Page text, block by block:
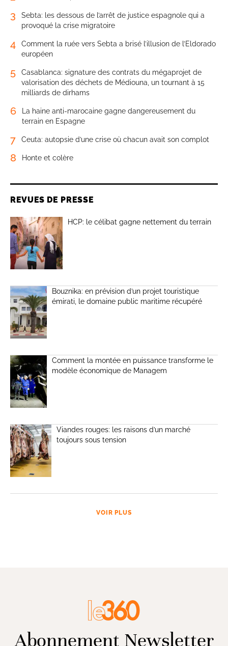
3
Sebta: les dessous de l’arrêt de justice espagnole qui a
provoqué la crise migratoire
4
Comment la ruée vers Sebta a brisé l’illusion de l’Eldorado
européen
5
Casablanca: signature des contrats du mégaprojet de
valorisation des déchets de Médiouna, un tournant à 15
milliards de dirhams
6
La haine anti-marocaine gagne dangereusement du
terrain en Espagne
7 Ceuta: autopsie d’une crise où chacun avait son complot
8 Honte et colère
REVUES DE PRESSE
HCP: le célibat gagne nettement du terrain
Bouznika: en prévision d’un projet touristique
émirati, le domaine public maritime récupéré
Comment la montée en puissance transforme le
modèle économique de Managem
Viandes rouges: les raisons d’un marché
toujours sous tension
VOIR PLUS
Abonnement Newsletter